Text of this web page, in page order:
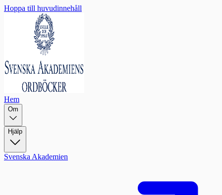
Hoppa till huvudinnehåll
Hem
Om
Hjälp
Svenska Akademien